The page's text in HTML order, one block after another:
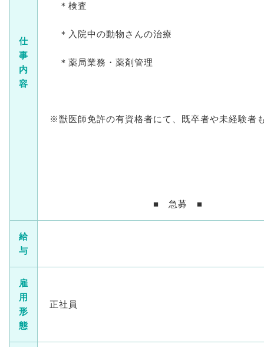
仕
事
内
容
＊検査
＊入院中の動物さんの治療
＊薬局業務・薬剤管理
※獣医師免許の有資格者にて、既卒者や未経験者
■ 急募 ■
給
与
雇
用
形
態
正社員